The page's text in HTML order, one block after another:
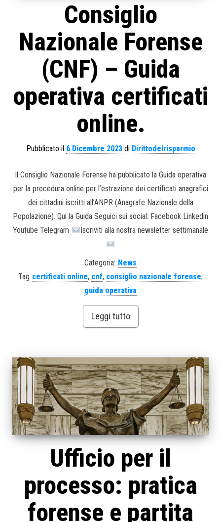
Consiglio
Nazionale Forense
(CNF) – Guida
operativa certificati
online.
Pubblicato il 6 Dicembre 2023di Dirittodelrisparmio
Il Consiglio Nazionale Forense ha pubblicato la Guida operativa
per la procedura online per l’estrazione dei certificati anagrafici
dei cittadini iscritti all’ANPR (Anagrafe Nazionale della
Popolazione). Qui la Guida Seguici sui social: Facebook Linkedin
Youtube Telegram
Iscriviti alla nostra newsletter settimanale
Categoria: News
Tag certificati online, cnf, consiglio nazionale forense,
guida operativa
Leggi tutto
Ufficio per il
processo: pratica
forense e partita